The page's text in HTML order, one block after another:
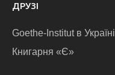
ДРУЗІ
Goethe-Institut в Україні
Книгарня «Є»